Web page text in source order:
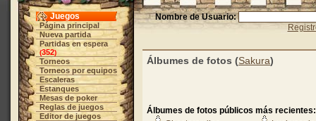
Juegos
Página principal
Nueva partida
Partidas en espera
(352)
Torneos
Torneos por equipos
Escaleras
Estanques
Mesas de poker
Reglas de juegos
Editor de juegos
Nombre de Usuario:
Álbumes de fotos (Sakura)
Álbumes de fotos públicos más recientes: